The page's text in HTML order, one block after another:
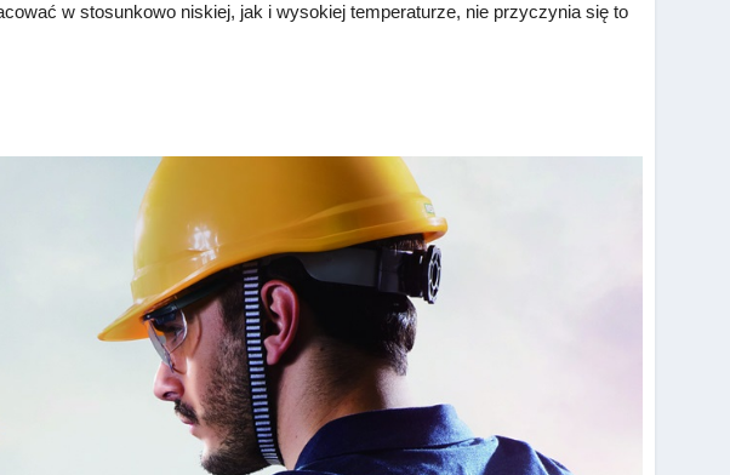
w stosunkowo niskiej, jak i wysokiej temperaturze, nie przyczynia się to